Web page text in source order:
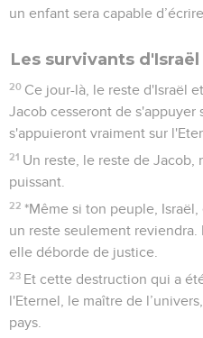
un enfant sera capable
Les survivants d'Israël
20 Ce jour-là, le reste d'Israël
Jacob cesseront de s'appuyer
s'appuieront vraiment sur
21 Un reste, le reste de Jacob,
puissant.
22 *Même si ton peuple,
un reste seulement reviendra.
elle déborde de justice.
23 Et cette destruction qui a
l'Eternel, le maître de
pays.